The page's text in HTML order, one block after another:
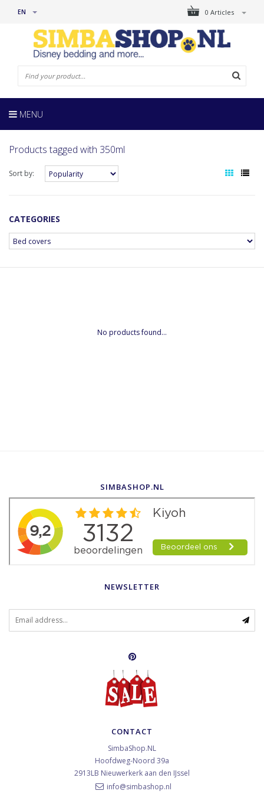
0 Articles
EN
MENU
Products tagged with 350ml
Sort by:
CATEGORIES
No products found...
SIMBASHOP.NL
NEWSLETTER
CONTACT
SimbaShop.NL
Hoofdweg-Noord 39a
2913LB Nieuwerkerk aan den IJssel
info@simbashop.nl